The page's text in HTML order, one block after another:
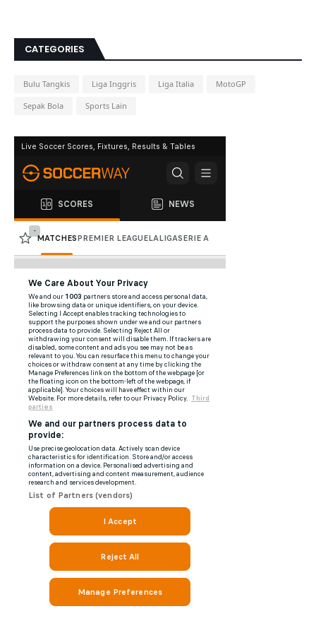
CATEGORIES
Bulu Tangkis Liga Inggris Liga Italia MotoGP
Sepak Bola Sports Lain